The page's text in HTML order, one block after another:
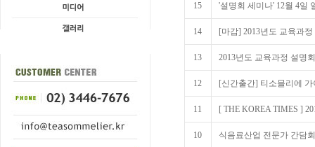
15 '설명회 세미나' 12월 4일
14 [마감] 2013년도 교육과
13 2013년도 교육과정 설명
12 [신간출간] 티소믈리에
11 [ THE KOREA TIMES ]
10 식음료산업 전문가 간담